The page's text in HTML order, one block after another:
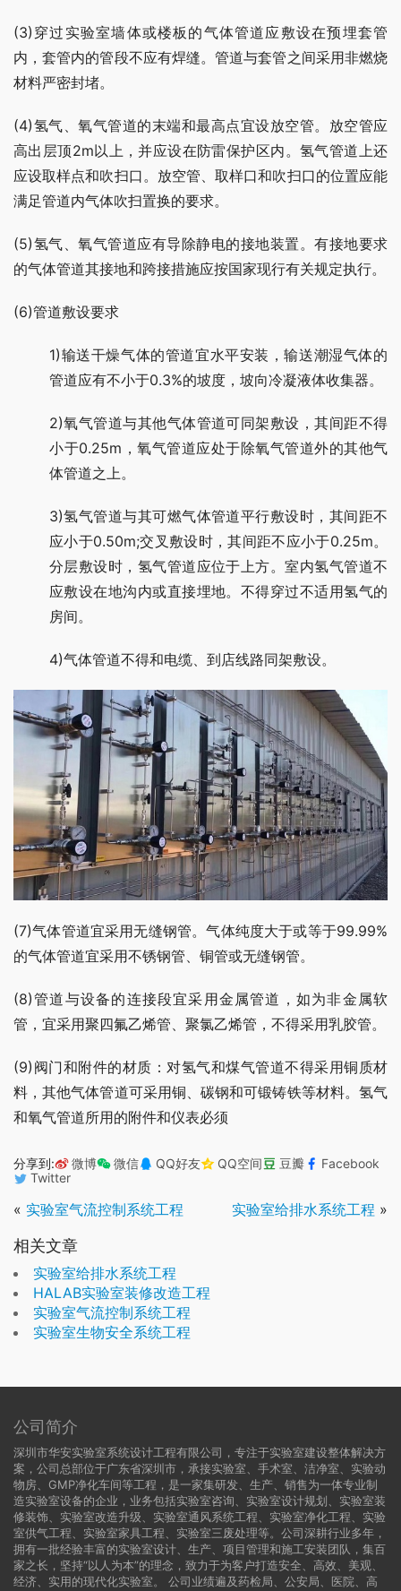
(3)穿过实验室墙体或楼板的气体管道应敷设在预埋套管
内，套管内的管段不应有焊缝。管道与套管之间采用非燃烧
材料严密封堵。
(4)氢气、氧气管道的末端和最高点宜设放空管。放空管应
高出层顶2m以上，并应设在防雷保护区内。氢气管道上还
应设取样点和吹扫口。放空管、取样口和吹扫口的位置应能
满足管道内气体吹扫置换的要求。
(5)氢气、氧气管道应有导除静电的接地装置。有接地要求
的气体管道其接地和跨接措施应按国家现行有关规定执行。
(6)管道敷设要求
1)输送干燥气体的管道宜水平安装，输送潮湿气体的
管道应有不小于0.3%的坡度，坡向冷凝液体收集器。
2)氧气管道与其他气体管道可同架敷设，其间距不得
小于0.25m，氧气管道应处于除氧气管道外的其他气
体管道之上。
3)氢气管道与其可燃气体管道平行敷设时，其间距不
应小于0.50m;交叉敷设时，其间距不应小于0.25m。
分层敷设时，氢气管道应位于上方。室内氢气管道不
应敷设在地沟内或直接埋地。不得穿过不适用氢气的
房间。
4)气体管道不得和电缆、到店线路同架敷设。
(7)气体管道宜采用无缝钢管。气体纯度大于或等于99.99%
的气体管道宜采用不锈钢管、铜管或无缝钢管。
(8)管道与设备的连接段宜采用金属管道，如为非金属软
管，宜采用聚四氟乙烯管、聚氯乙烯管，不得采用乳胶管。
(9)阀门和附件的材质：对氢气和煤气管道不得采用铜质材
料，其他气体管道可采用铜、碳钢和可锻铸铁等材料。氢气
和氧气管道所用的附件和仪表必须
分享到: 微博 微信 QQ好友 QQ空间 豆瓣
Facebook
Twitter
« 实验室气流控制系统工程 实验室给排水系统工程 »
相关文章
实验室给排水系统工程
HALAB实验室装修改造工程
实验室气流控制系统工程
实验室生物安全系统工程
公司简介
深圳市华安实验室系统设计工程有限公司，专注于实验室建设整体解决方
案，公司总部位于广东省深圳市，承接实验室、手术室、洁净室、实验动
物房、GMP净化车间等工程，是一家集研发、生产、销售为一体专业制
造实验室设备的企业，业务包括实验室咨询、实验室设计规划、实验室装
修装饰、实验室改造升级、实验室通风系统工程、实验室净化工程、实验
室供气工程、实验室家具工程、实验室三废处理等。公司深耕行业多年，
拥有一批经验丰富的实验室设计、生产、项目管理和施工安装团队，集百
家之长，坚持“以人为本”的理念，致力于为客户打造安全、高效、美观、
经济、实用的现代化实验室。 公司业绩遍及药检局、公安局、医院、高